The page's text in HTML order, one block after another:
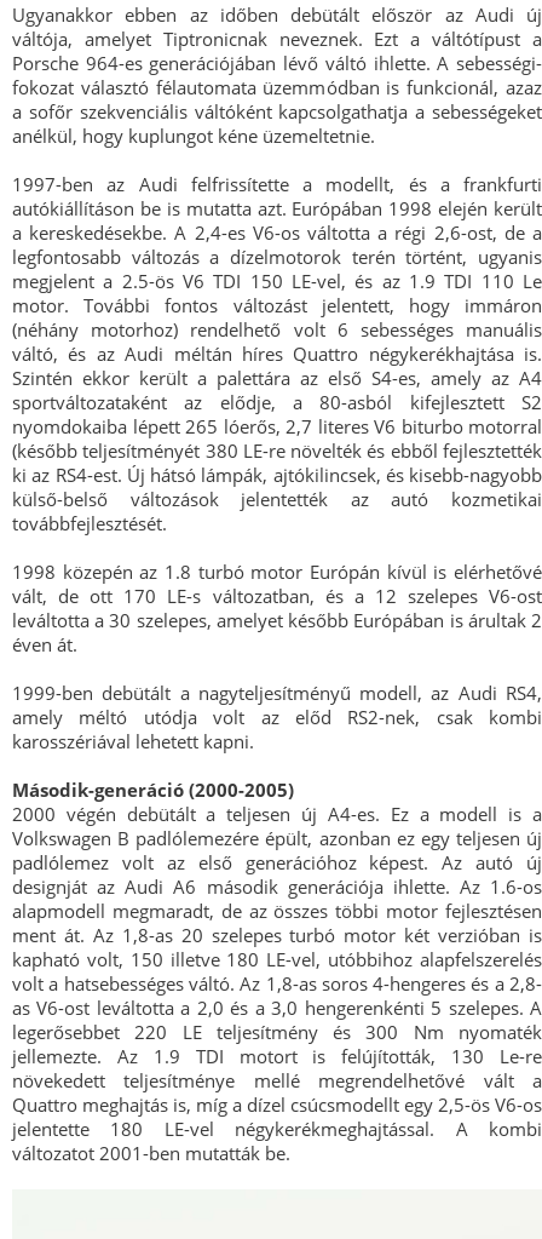
Ugyanakkor ebben az időben debütált először az Audi új
váltója, amelyet Tiptronicnak neveznek. Ezt a váltótípust a
Porsche 964-es generációjában lévő váltó ihlette. A sebességi-
fokozat választó félautomata üzemmódban is funkcionál, azaz
a sofőr szekvenciális váltóként kapcsolgathatja a sebességeket
anélkül, hogy kuplungot kéne üzemeltetnie.
1997-ben az Audi felfrissítette a modellt, és a frankfurti
autókiállításon be is mutatta azt. Európában 1998 elején került
a kereskedésekbe. A 2,4-es V6-os váltotta a régi 2,6-ost, de a
legfontosabb változás a dízelmotorok terén történt, ugyanis
megjelent a 2.5-ös V6 TDI 150 LE-vel, és az 1.9 TDI 110 Le
motor. További fontos változást jelentett, hogy immáron
(néhány motorhoz) rendelhető volt 6 sebességes manuális
váltó, és az Audi méltán híres Quattro négykerékhajtása is.
Szintén ekkor került a palettára az első S4-es, amely az A4
sportváltozataként az elődje, a 80-asból kifejlesztett S2
nyomdokaiba lépett 265 lóerős, 2,7 literes V6 biturbo motorral
(később teljesítményét 380 LE-re növelték és ebből fejlesztették
ki az RS4-est. Új hátsó lámpák, ajtókilincsek, és kisebb-nagyobb
külső-belső változások jelentették az autó kozmetikai
továbbfejlesztését.
1998 közepén az 1.8 turbó motor Európán kívül is elérhetővé
vált, de ott 170 LE-s változatban, és a 12 szelepes V6-ost
leváltotta a 30 szelepes, amelyet később Európában is árultak 2
éven át.
1999-ben debütált a nagyteljesítményű modell, az Audi RS4,
amely méltó utódja volt az előd RS2-nek, csak kombi
karosszériával lehetett kapni.
Második-generáció (2000-2005)
2000 végén debütált a teljesen új A4-es. Ez a modell is a
Volkswagen B padlólemezére épült, azonban ez egy teljesen új
padlólemez volt az első generációhoz képest. Az autó új
designját az Audi A6 második generációja ihlette. Az 1.6-os
alapmodell megmaradt, de az összes többi motor fejlesztésen
ment át. Az 1,8-as 20 szelepes turbó motor két verzióban is
kapható volt, 150 illetve 180 LE-vel, utóbbihoz alapfelszerelés
volt a hatsebességes váltó. Az 1,8-as soros 4-hengeres és a 2,8-
as V6-ost leváltotta a 2,0 és a 3,0 hengerenkénti 5 szelepes. A
legerősebbet 220 LE teljesítmény és 300 Nm nyomaték
jellemezte. Az 1.9 TDI motort is felújították, 130 Le-re
növekedett teljesítménye mellé megrendelhetővé vált a
Quattro meghajtás is, míg a dízel csúcsmodellt egy 2,5-ös V6-os
jelentette 180 LE-vel négykerékmeghajtással. A kombi
változatot 2001-ben mutatták be.